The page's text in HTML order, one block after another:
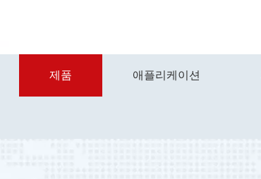
제품 애플리케이션